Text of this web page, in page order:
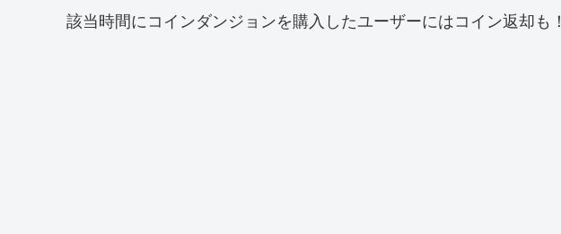
該当時間にコインダンジョンを購入したユーザーにはコイン返却も！